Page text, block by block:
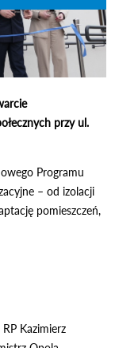
przy ul.
Programu
– od izolacji
pomieszczeń,
Kazimierz